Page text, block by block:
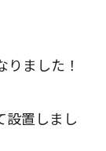
ました！
設置しまし